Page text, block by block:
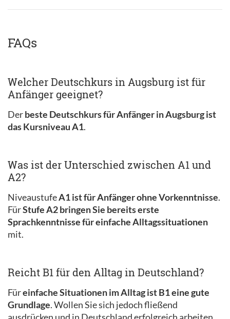
FAQs
Welcher Deutschkurs in Augsburg ist für
Anfänger geeignet?
Derbeste Deutschkurs für Anfänger in Augsburg ist
das Kursniveau A1.
Was ist der Unterschied zwischen A1 und
A2?
NiveaustufeA1 ist für Anfänger ohne Vorkenntnisse.
FürStufe A2 bringen Sie bereits erste
Sprachkenntnisse für einfache Alltagssituationen
mit.
Reicht B1 für den Alltag in Deutschland?
Füreinfache Situationen im Alltag ist B1 eine gute
Grundlage. Wollen Sie sich jedoch fließend